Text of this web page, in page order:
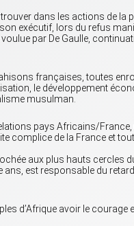
dans les actions de la
exécutif, lors du refus
par De Gaulle,
françaises, toutes
le développement
musulman.
pays Africains/
complice de la France et
aux plus hauts cercles
est responsable du
d’Afrique avoir le courage